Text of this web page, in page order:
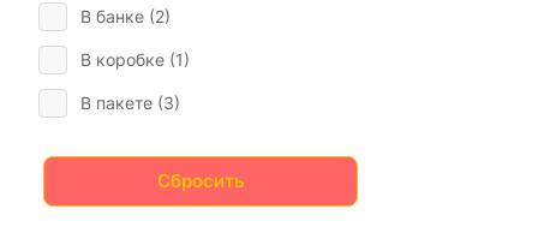
Френч-пресс (
Лунго (1)
Эспрессо (48
В банке (2)
В коробке (1)
В пакете (3)
Сбросить